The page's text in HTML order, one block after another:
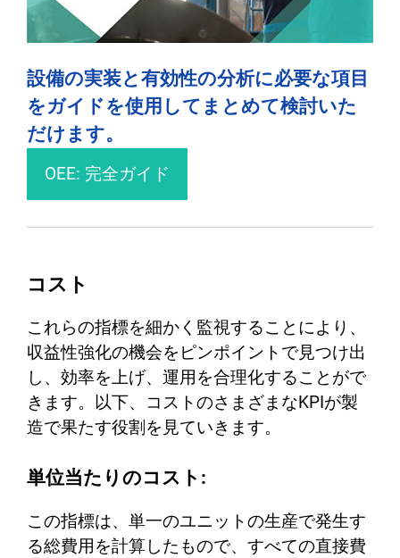
設備の実装と有効性の分析に必要な項目
をガイドを使用してまとめて検討いた
だけます。
OEE: 完全ガイド
コスト
これらの指標を細かく監視することにより、
収益性強化の機会をピンポイントで見つけ出
し、効率を上げ、運用を合理化することがで
きます。以下、コストのさまざまなKPIが製
造で果たす役割を見ていきます。
単位当たりのコスト:
この指標は、単一のユニットの生産で発生す
る総費用を計算したもので、すべての直接費